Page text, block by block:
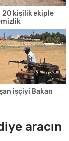
20 kişilik ekiple
işçiyi Bakan
aracın